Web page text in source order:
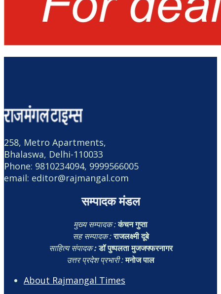
258, Metro Apartments,
Bhalaswa, Delhi-110033
Phone: 9810234094, 9999566005
email: editor@rajmangal.com
सम्पादक मंडल
मुख्य सम्पादक :कंचन गुप्ता
सह सम्पादक :राजलक्ष्मी दूबे
साहित्य संपादक:डॉ पुष्पलता मुजजफ्फरनागर
उत्तर प्रदेश प्रभारी :मनोज पाल
About Rajmangal Times